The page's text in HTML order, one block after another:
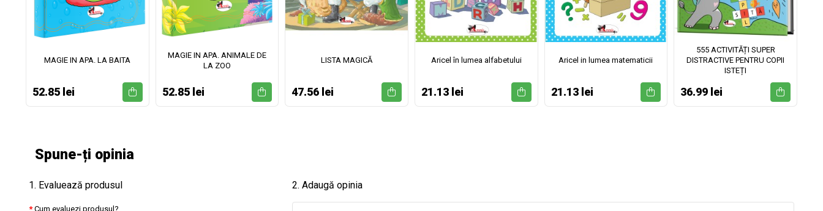
MAGIE IN APA. LA BAITA
52.85 lei
MAGIE IN APA. ANIMALE DE
LA ZOO
52.85 lei
LISTA MAGICĂ
47.56 lei
Aricel în lumea alfabetului
21.13 lei
Aricel in lumea matematicii
21.13 lei
555 ACTIVITĂȚI SUPER
DISTRACTIVE PENTRU COPII
ISTEȚI
36.99 lei
Spune-ți opinia
1. Evaluează produsul
Cum evaluezi produsul?
2. Adaugă opinia